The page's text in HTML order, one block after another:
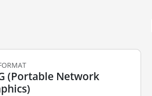
(Portable Network